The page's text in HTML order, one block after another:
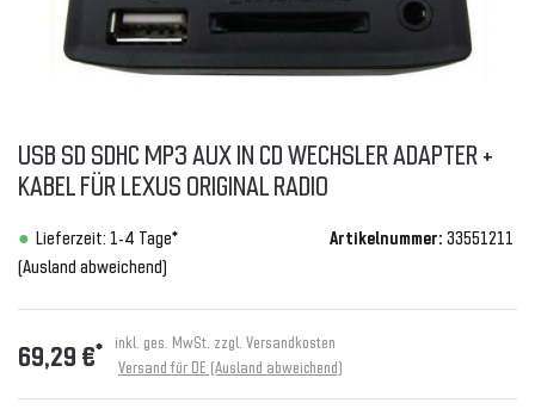
USB SD SDHC MP3 AUX IN CD WECHSLER ADAPTER +
KABEL FÜR LEXUS ORIGINAL RADIO
Lieferzeit: 1-4 Tage*
(Ausland abweichend)
Artikelnummer: 33551211
69,29 €* inkl. ges. MwSt. zzgl. Versandkosten
Versand für DE (Ausland abweichend)